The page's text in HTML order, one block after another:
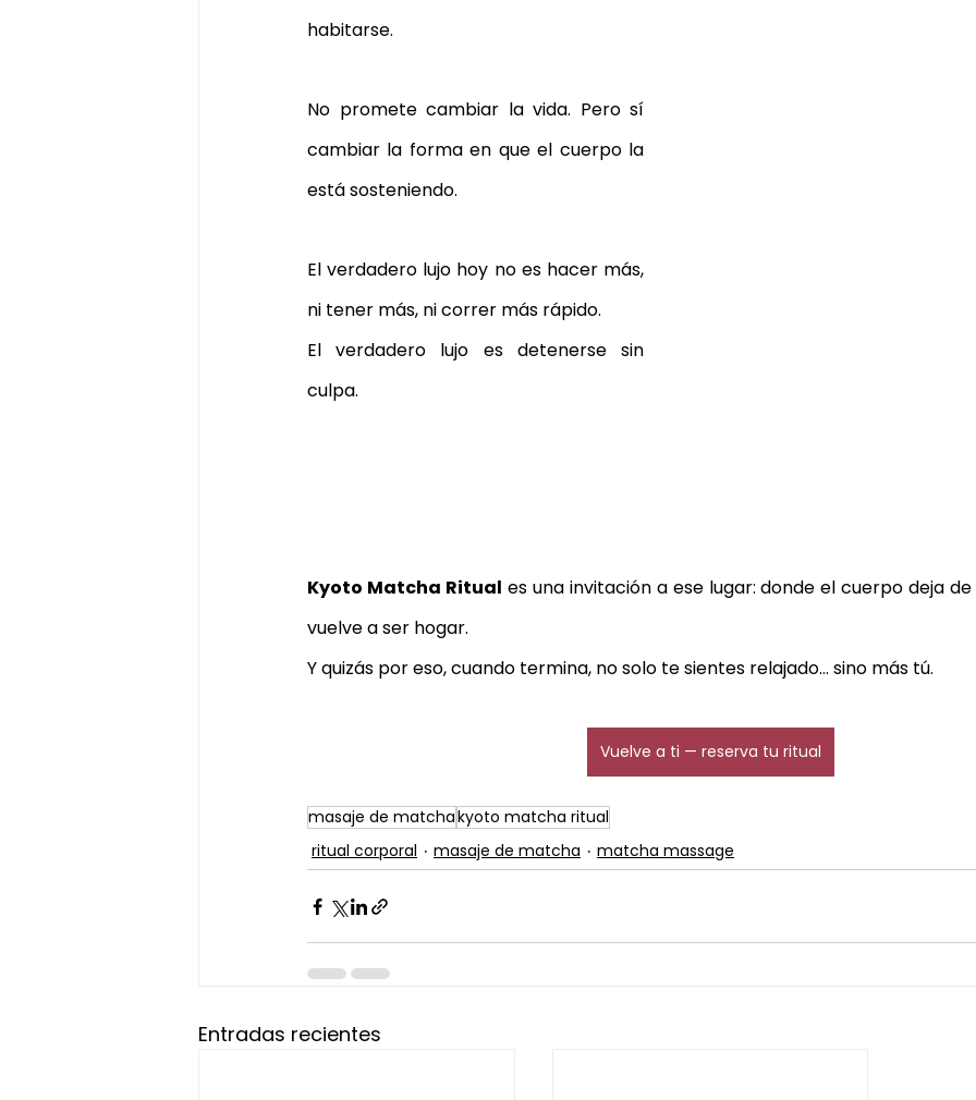
habitarse.
No promete cambiar la vida. Pero sí
cambiar la forma en que el cuerpo la
está sosteniendo.
El verdadero lujo hoy no es hacer más,
ni tener más, ni correr más rápido.
El verdadero lujo es detenerse sin
culpa.
Kyoto Matcha Ritual es una invitación a ese lugar: donde el cuerpo deja
vuelve a ser hogar.
Y quizás por eso, cuando termina, no solo te sientes relajado… sino más tú.
Vuelve a ti — reserva tu ritual
masaje de matchakyoto matcha ritual
ritual corporal
masaje de matcha matcha massage
Entradas recientes